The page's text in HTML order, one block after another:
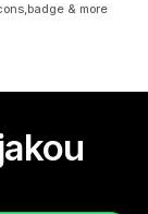
& more